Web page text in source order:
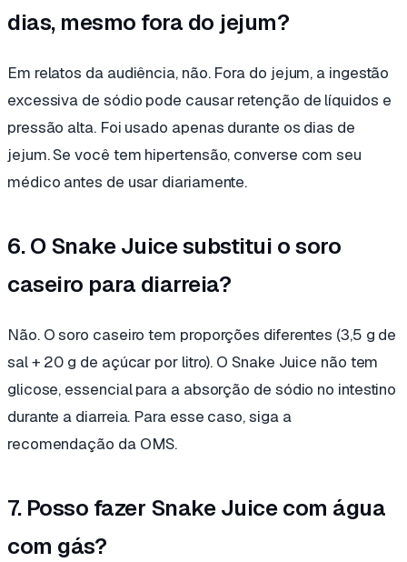
dias, mesmo fora do jejum?
Em relatos da audiência, não. Fora do jejum, a ingestão
excessiva de sódio pode causar retenção de líquidos e
pressão alta. Foi usado apenas durante os dias de
jejum. Se você tem hipertensão, converse com seu
médico antes de usar diariamente.
6. O Snake Juice substitui o soro
caseiro para diarreia?
Não. O soro caseiro tem proporções diferentes (3,5 g de
sal + 20 g de açúcar por litro). O Snake Juice não tem
glicose, essencial para a absorção de sódio no intestino
durante a diarreia. Para esse caso, siga a
recomendação da OMS.
7. Posso fazer Snake Juice com água
com gás?